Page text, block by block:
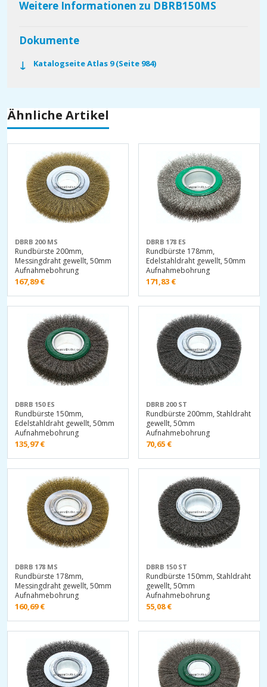
Weitere Informationen zu DBRB150MS
Dokumente
Katalogseite Atlas 9 (Seite 984)
Ähnliche Artikel
DBRB 200 MS
Rundbürste 200mm,
Messingdraht gewellt, 50mm
Aufnahmebohrung
167,89€
DBRB 178 ES
Rundbürste 178mm,
Edelstahldraht gewellt, 50mm
Aufnahmebohrung
171,83 €
DBRB 150 ES
Rundbürste 150mm,
Edelstahldraht gewellt, 50mm
Aufnahmebohrung
135,97€
DBRB 200 ST
Rundbürste 200mm, Stahldraht
gewellt, 50mm
Aufnahmebohrung
70,65 €
DBRB 178 MS
Rundbürste 178mm,
Messingdraht gewellt, 50mm
Aufnahmebohrung
160,69€
DBRB 150 ST
Rundbürste 150mm, Stahldraht
gewellt, 50mm
Aufnahmebohrung
55,08€